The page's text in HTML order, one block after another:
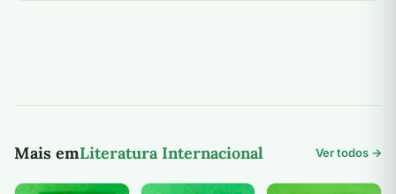
Mais emLiteratura Internacional Ver todos →